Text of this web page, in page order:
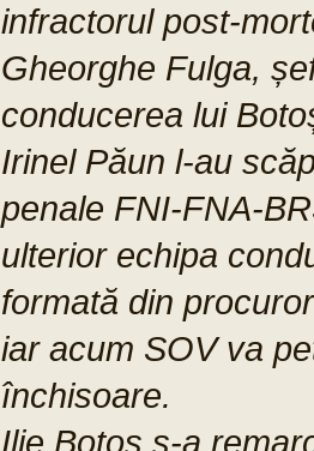
infractorul post-
Gheorghe Fulga,
conducerea lui
Irinel Păun l-au
penale FNI-FNA-
ulterior echipa
formată din
iar acum SOV va
închisoare.
Ilie Botoș s-a